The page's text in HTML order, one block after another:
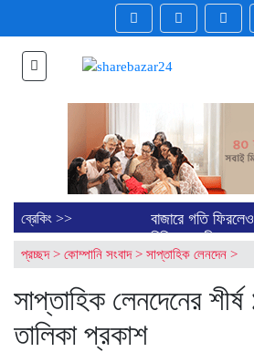
ব্রেকিং >>
বাজারে গতি
বিনিয়োগকারীর
ব্লক মার্কেটে ৪৪
ডিএসইতে
কোম্পানির তালিকা
প্রচ্ছদ> কোম্পানি সংবাদ> সাপ্তাহিক লেনদেন >
সাপ্তাহিক লেনদেনের
তালিকা প্রকাশ